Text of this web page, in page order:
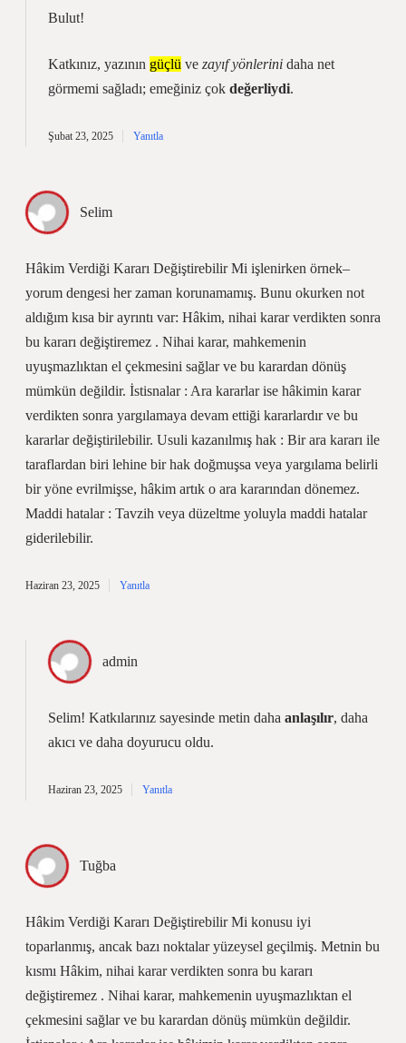
Bulut!
Katkınız, yazının güçlü ve zayıf yönlerini daha net
görmemi sağladı; emeğiniz çok değerliydi.
Şubat 23, 2025 Yanıtla
Selim
Hâkim Verdiği Kararı Değiştirebilir Mi işlenirken örnek–
yorum dengesi her zaman korunamamış. Bunu okurken not
aldığım kısa bir ayrıntı var: Hâkim, nihai karar verdikten sonra
bu kararı değiştiremez . Nihai karar, mahkemenin
uyuşmazlıktan el çekmesini sağlar ve bu karardan dönüş
mümkün değildir. İstisnalar : Ara kararlar ise hâkimin karar
verdikten sonra yargılamaya devam ettiği kararlardır ve bu
kararlar değiştirilebilir. Usuli kazanılmış hak : Bir ara kararı ile
taraflardan biri lehine bir hak doğmuşsa veya yargılama belirli
bir yöne evrilmişse, hâkim artık o ara kararından dönemez.
Maddi hatalar : Tavzih veya düzeltme yoluyla maddi hatalar
giderilebilir.
Haziran 23, 2025 Yanıtla
admin
Selim! Katkılarınız sayesinde metin daha anlaşılır, daha
akıcı ve daha doyurucu oldu.
Haziran 23, 2025 Yanıtla
Tuğba
Hâkim Verdiği Kararı Değiştirebilir Mi konusu iyi
toparlanmış, ancak bazı noktalar yüzeysel geçilmiş. Metnin bu
kısmı Hâkim, nihai karar verdikten sonra bu kararı
değiştiremez . Nihai karar, mahkemenin uyuşmazlıktan el
çekmesini sağlar ve bu karardan dönüş mümkün değildir.